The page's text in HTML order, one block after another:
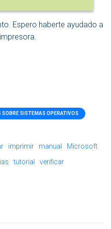
Espero haberte ayudado a
SISTEMAS OPERATIVOS
imprimir manual
Microsoft
tutorial verificar